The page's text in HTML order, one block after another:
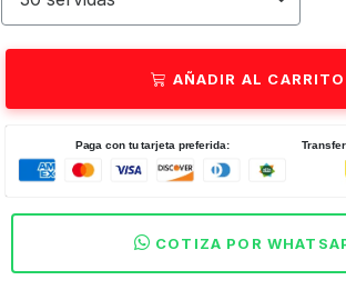
AÑADIR AL CARRITO
Paga con tu tarjeta preferida:
COTIZA POR